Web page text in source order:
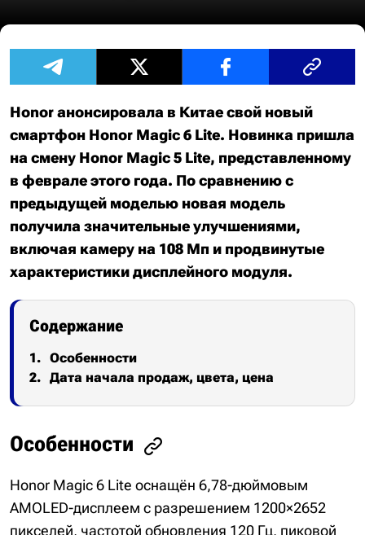
Honor анонсировала в Китае свой новый
смартфон Honor Magic 6 Lite. Новинка пришла
на смену Honor Magic 5 Lite, представленному
в феврале этого года. По сравнению с
предыдущей моделью новая модель
получила значительные улучшениями,
включая камеру на 108 Мп и продвинутые
характеристики дисплейного модуля.
Содержание
Особенности
Дата начала продаж, цвета, цена
Особенности
Honor Magic 6 Lite оснащён 6,78-дюймовым
AMOLED-дисплеем с разрешением 1200×2652
пикселей, частотой обновления 120 Гц, пиковой